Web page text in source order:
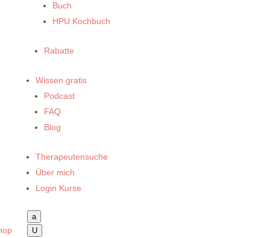
Buch
HPU Kochbuch
Rabatte
Wissen gratis
Podcast
FAQ
Blog
Therapeutensuche
Über mich
Login Kurse
a
U